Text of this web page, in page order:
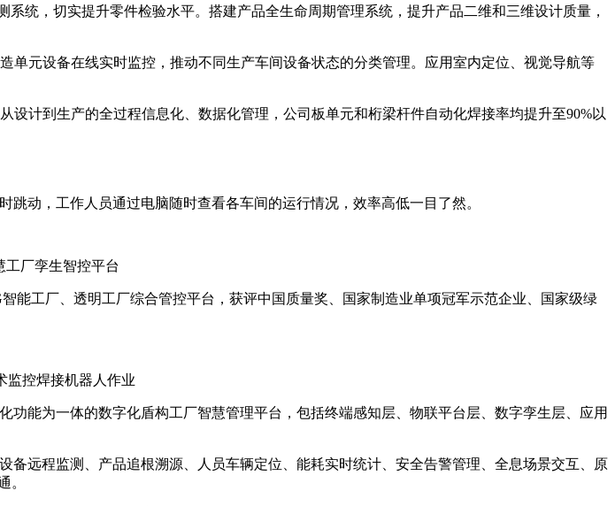
统，切实提升零件检验水平。搭建产品全生命周期管理系统，提升产品二维和三维设计质量，
单元设备在线实时监控，推动不同生产车间设备状态的分类管理。应用室内定位、视觉导航等
设计到生产的全过程信息化、数据化管理，公司板单元和桁梁杆件自动化焊接率均提升至90%以
动，工作人员通过电脑随时查看各车间的运行情况，效率高低一目了然。
工厂孪生智控平台
能工厂、透明工厂综合管控平台，获评中国质量奖、国家制造业单项冠军示范企业、国家级绿
监控焊接机器人作业
能为一体的数字化盾构工厂智慧管理平台，包括终端感知层、物联平台层、数字孪生层、应用
备远程监测、产品追根溯源、人员车辆定位、能耗实时统计、安全告警管理、全息场景交互、原
。